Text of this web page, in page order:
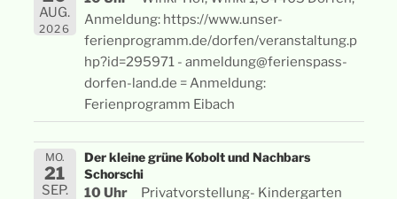
AUG.
2026
Anmeldung: https://www.unser-
ferienprogramm.de/dorfen/veranstaltung.p
hp?id=295971 - anmeldung@ferienspass-
dorfen-land.de = Anmeldung:
Ferienprogramm Eibach
MO.
21
SEP.
Der kleine grüne Kobolt und Nachbars
Schorschi
10 Uhr Privatvorstellung- Kindergarten